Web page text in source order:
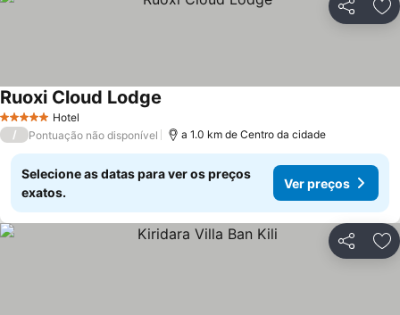
Partilhar
5 Estrelas Hotel
Ruoxi Cloud Lodge
/ Pontuação não disponível a 1.0 km de Centro da cidade
Selecione as datas para ver os preços
exatos.
Ver preços
Partilhar